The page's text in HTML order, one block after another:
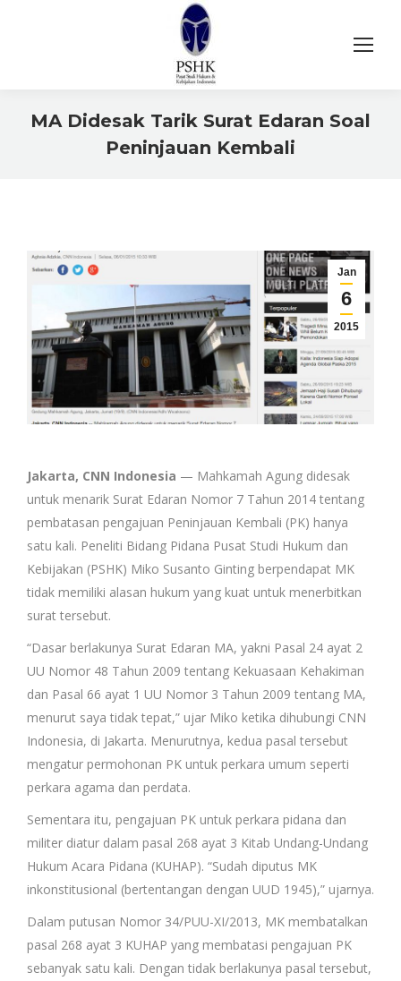
MA Didesak Tarik Surat Edaran Soal
Peninjauan Kembali
Jan
6
2015
Jakarta, CNN Indonesia — Mahkamah Agung didesak
untuk menarik Surat Edaran Nomor 7 Tahun 2014 tentang
pembatasan pengajuan Peninjauan Kembali (PK) hanya
satu kali. Peneliti Bidang Pidana Pusat Studi Hukum dan
Kebijakan (PSHK) Miko Susanto Ginting berpendapat MK
tidak memiliki alasan hukum yang kuat untuk menerbitkan
surat tersebut.
“Dasar berlakunya Surat Edaran MA, yakni Pasal 24 ayat 2
UU Nomor 48 Tahun 2009 tentang Kekuasaan Kehakiman
dan Pasal 66 ayat 1 UU Nomor 3 Tahun 2009 tentang MA,
menurut saya tidak tepat,” ujar Miko ketika dihubungi CNN
Indonesia, di Jakarta. Menurutnya, kedua pasal tersebut
mengatur permohonan PK untuk perkara umum seperti
perkara agama dan perdata.
Sementara itu, pengajuan PK untuk perkara pidana dan
militer diatur dalam pasal 268 ayat 3 Kitab Undang-Undang
Hukum Acara Pidana (KUHAP). “Sudah diputus MK
inkonstitusional (bertentangan dengan UUD 1945),” ujarnya.
Dalam putusan Nomor 34/PUU-XI/2013, MK membatalkan
pasal 268 ayat 3 KUHAP yang membatasi pengajuan PK
sebanyak satu kali. Dengan tidak berlakunya pasal tersebut,